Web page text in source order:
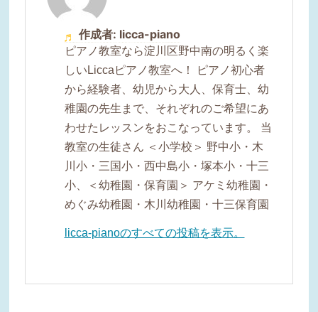
作成者: licca-piano
ピアノ教室なら淀川区野中南の明るく楽
しいLiccaピアノ教室へ！ ピアノ初心者
から経験者、幼児から大人、保育士、幼
稚園の先生まで、それぞれのご希望にあ
わせたレッスンをおこなっています。 当
教室の生徒さん ＜小学校＞ 野中小・木
川小・三国小・西中島小・塚本小・十三
小、＜幼稚園・保育園＞ アケミ幼稚園・
めぐみ幼稚園・木川幼稚園・十三保育園
licca-pianoのすべての投稿を表示。